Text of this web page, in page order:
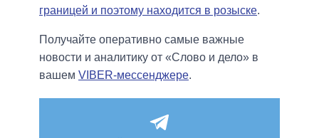
границей и поэтому находится в розыске.
Получайте оперативно самые важные
новости и аналитику от «Слово и дело» в
вашем VIBER-мессенджере.